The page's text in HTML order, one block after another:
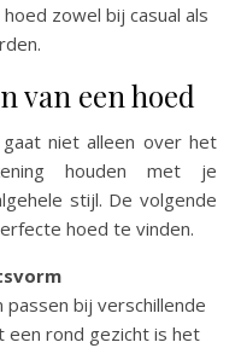
zowel bij casual als
van een hoed
niet alleen over het
houden met je
stijl. De volgende
hoed te vinden.
bij verschillende
een rond gezicht is het